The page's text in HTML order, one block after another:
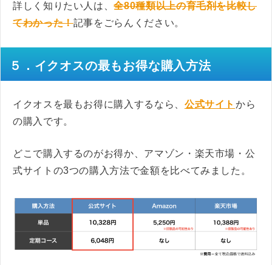
詳しく知りたい人は、全80種類以上の育毛剤を比較し
てわかった！記事をごらんください。
５．イクオスの最もお得な購入方法
イクオスを最もお得に購入するなら、 公式サイト から
の購入です。
どこで購入するのがお得か、アマゾン・楽天市場・公
式サイトの3つの購入方法で金額を比べてみました。